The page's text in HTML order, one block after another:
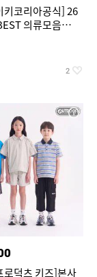
키코리아공식] 26
의류모음
2
로덕츠 키즈]본사